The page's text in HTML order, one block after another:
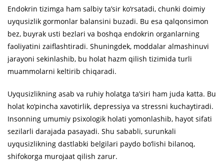
Endokrin tizimga ham salbiy ta’sir ko‘rsatadi, chunki doimiy
uyqusizlik gormonlar balansini buzadi. Bu esa qalqonsimon
bez, buyrak usti bezlari va boshqa endokrin organlarning
faoliyatini zaiflashtiradi. Shuningdek, moddalar almashinuvi
jarayoni sekinlashib, bu holat hazm qilish tizimida turli
muammolarni keltirib chiqaradi.
Uyqusizlikning asab va ruhiy holatga ta’siri ham juda katta. Bu
holat ko‘pincha xavotirlik, depressiya va stressni kuchaytiradi.
Insonning umumiy psixologik holati yomonlashib, hayot sifati
sezilarli darajada pasayadi. Shu sababli, surunkali
uyqusizlikning dastlabki belgilari paydo bo‘lishi bilanoq,
shifokorga murojaat qilish zarur.